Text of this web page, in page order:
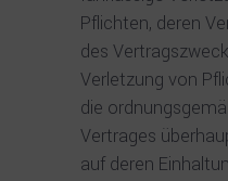
Pflichten, deren
des
Verletzung von
die
Vertrages
auf deren